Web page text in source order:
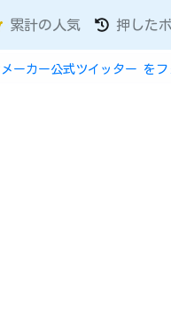
累計の人気 押した
ーカー公式ツイッター をフ